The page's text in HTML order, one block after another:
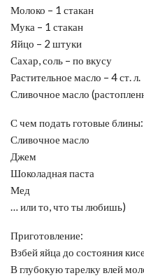
Молоко – 1 стакан
Мука – 1 стакан
Яйцо – 2 штуки
Сахар, соль – по вкусу
Растительное масло – 4 ст. л.
Сливочное масло
С чем подать готовые блины:
Сливочное масло
Джем
Шоколадная паста
Мед
… или то, что ты любишь)
Приготовление:
Взбей яйца до состояния
В глубокую тарелку влей